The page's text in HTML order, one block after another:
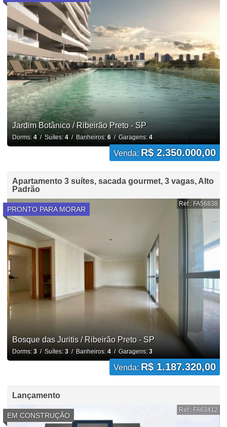
Jardim Botânico / Ribeirão Preto - SP
Dorms: 4/ Suítes: 4/ Banheiros: 6/ Garagens: 4
Venda: R$ 2.350.000,00
Apartamento 3 suítes, sacada gourmet, 3 vagas, Alto
Padrão
PRONTO PARA MORAR
Ref.: FA56838
Bosque das Juritis / Ribeirão Preto - SP
Dorms: 3/ Suítes: 3/ Banheiros: 4/ Garagens: 3
Venda: R$ 1.187.320,00
Lançamento
EM CONSTRUÇÃO
Ref.: FA63412